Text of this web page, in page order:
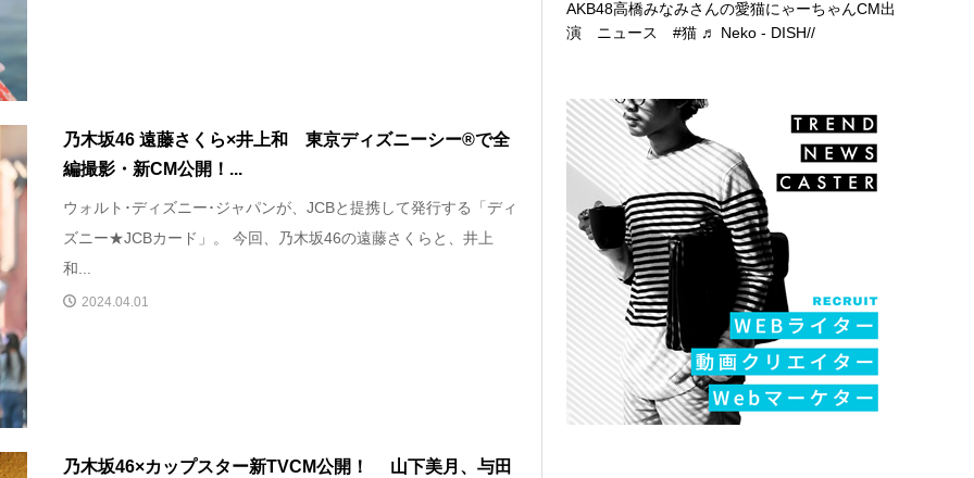
乃木坂46 遠藤さくら×井上和 東京ディズニーシー®で全
編撮影・新CM公開！...
ウォルト･ディズニー･ジャパンが、JCBと提携して発行する「ディ
ズニー★JCBカード」。 今回、乃木坂46の遠藤さくらと、井上
和...
2024.04.01
乃木坂46×カップスター新TVCM公開！ 山下美月、与田
AKB48高橋みなみさんの愛猫にゃーちゃんCM出
演 ニュース#猫 ♬ Neko - DISH//